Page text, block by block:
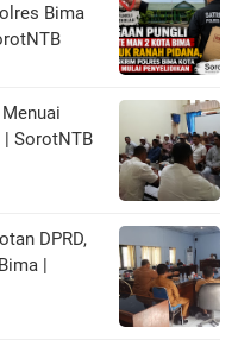
Bima
| SorotNTB
DPRD,
|